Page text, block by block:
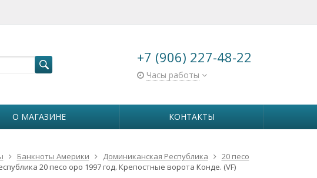
+7 (906) 227-48-22
Часы работы
О МАГАЗИНЕ КОНТАКТЫ
Банкноты Америки Доминиканская Республика
20 песо
20 песо оро 1997 год. Крепостные ворота Конде. (VF)